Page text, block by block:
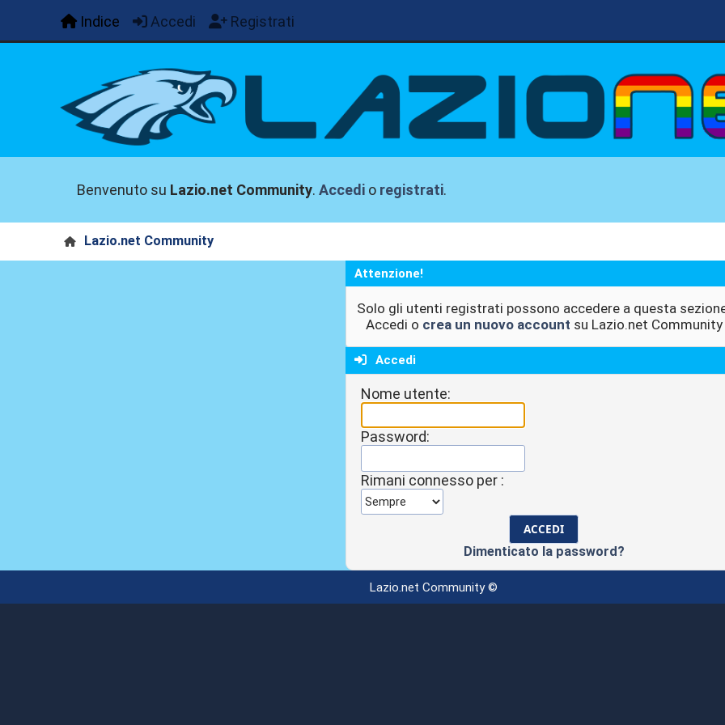
Indice Accedi Registrati
Benvenuto su Lazio.net Community.Accedi o registrati.
Lazio.net Community
Attenzione!
Solo gli utenti registrati possono accedere a questa
Accedi o crea un nuovo account su Lazio.net Community
Accedi
Nome utente:
Password:
Rimani connesso per :
Dimenticato la password?
Lazio.net Community ©